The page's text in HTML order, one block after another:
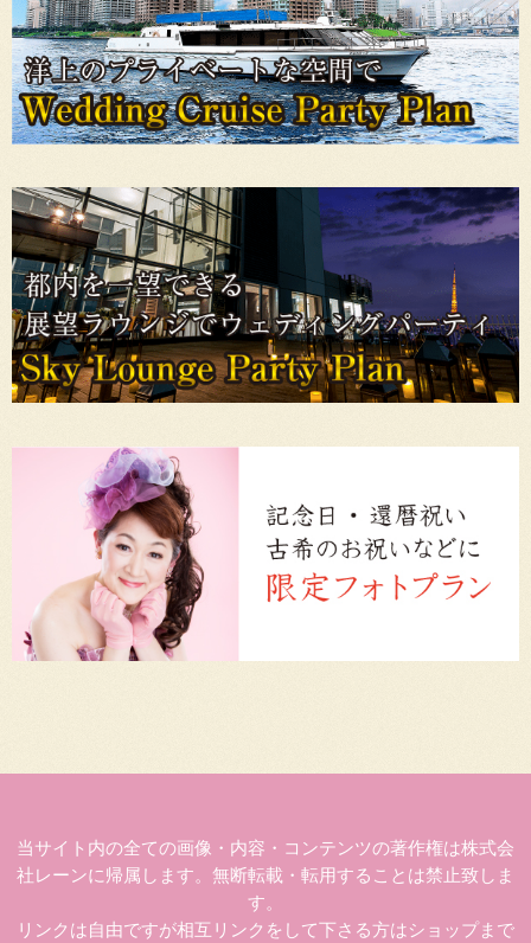
当サイト内の全ての画像・内容・コンテンツの著作権は株式会
社レーンに帰属します。無断転載・転用することは禁止致しま
す。
リンクは自由ですが相互リンクをして下さる方はショップまで